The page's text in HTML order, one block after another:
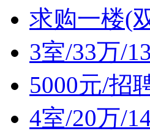
求购一楼(
3室/33万/
5000元/招
4室/20万/